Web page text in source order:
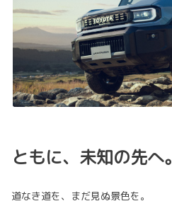
ともに、未知の先へ。
道なき道を、まだ見ぬ景色を。